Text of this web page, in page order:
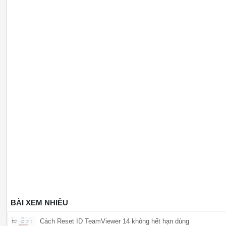
BÀI XEM NHIỀU
Cách Reset ID TeamViewer 14 không hết hạn dùng